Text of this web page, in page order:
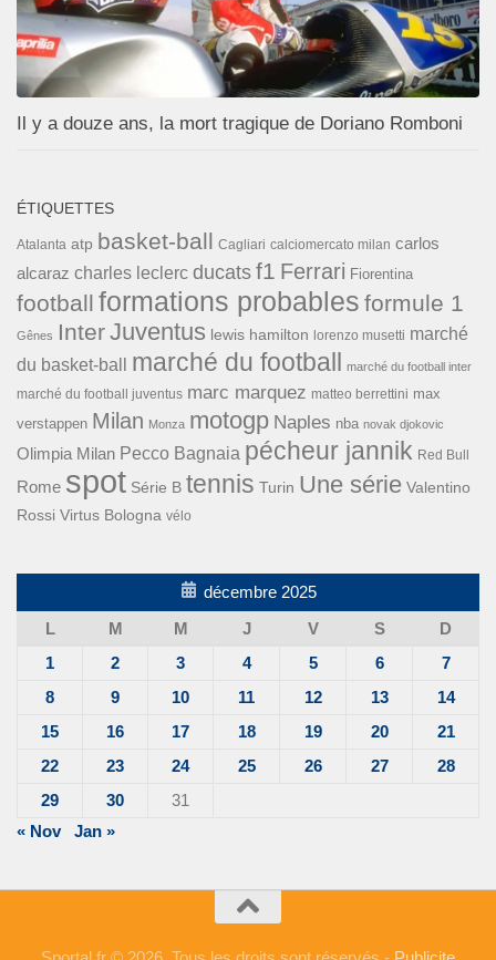
Il y a douze ans, la mort tragique de Doriano Romboni
ÉTIQUETTES
Atalanta atp basket-ball Cagliari calciomercato milan carlos
alcaraz charles leclerc ducats f1 Ferrari Fiorentina
football formations probables formule 1
Gênes InterJuventus lewis hamilton lorenzo musetti marché
du basket-ball
marché du football marché du football inter
marché du football juventus marc marquez matteo berrettini max
verstappen Milan Monza motogp Naples nba novak djokovic
Olimpia Milan Pecco Bagnaia pécheur jannik Red Bull
Rome spot Série B tennis Turin Une série Valentino
Rossi Virtus Bologna vélo
décembre 2025
L
M M J V S
D
1
2 3 4 5 6
7
8
9 10 11 12 13
14
15
16 17 18 19 20
21
22
23 24 25 26 27
28
29
30
31
« Nov
Jan »